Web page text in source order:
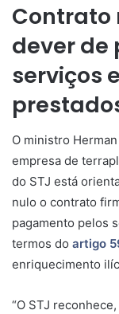
Contrato
dever de
serviços
O ministro
empresa de
do STJ está
nulo o contrato
pagamento pelos
termos do artigo
enriquecimento
“O STJ